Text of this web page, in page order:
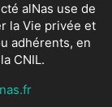
alNas use de
la Vie privée et
adhérents, en
CNIL.